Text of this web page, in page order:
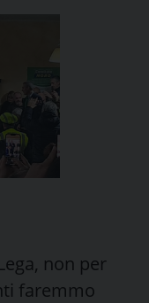
non per
faremmo